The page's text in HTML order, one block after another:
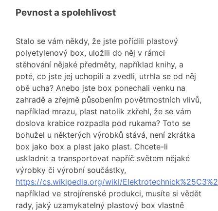
Pevnost a spolehlivost
Stalo se vám někdy, že jste pořídili plastový
polyetylenový box, uložili do něj v rámci
stěhování nějaké předměty, například knihy, a
poté, co jste jej uchopili a zvedli, utrhla se od něj
obě ucha? Anebo jste box ponechali venku na
zahradě a zřejmě působením povětrnostních vlivů,
například mrazu, plast natolik zkřehl, že se vám
doslova krabice rozpadla pod rukama? Toto se
bohužel u některých výrobků stává, není zkrátka
box jako box a plast jako plast. Chcete-li
uskladnit a transportovat napříč světem nějaké
výrobky či výrobní součástky,
https://cs.wikipedia.org/wiki/
například ve strojírenské produkci, musíte si vědět
rady, jaký uzamykatelný plastový box vlastně